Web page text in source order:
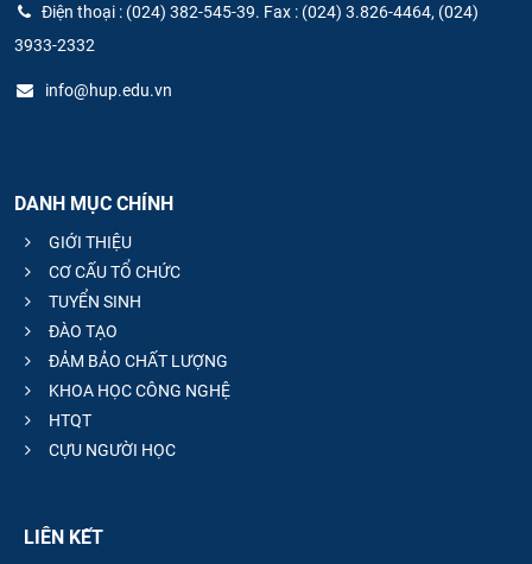
Điện thoại : (024) 382-545-39. Fax : (024) 3.826-4464, (024)
3933-2332
info@hup.edu.vn
DANH MỤC CHÍNH
GIỚI THIỆU
CƠ CẤU TỔ CHỨC
TUYỂN SINH
ĐÀO TẠO
ĐẢM BẢO CHẤT LƯỢNG
KHOA HỌC CÔNG NGHỆ
HTQT
CỰU NGƯỜI HỌC
LIÊN KẾT